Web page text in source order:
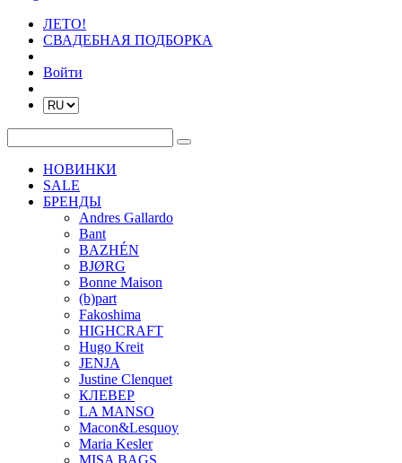
ЛЕТО!
СВАДЕБНАЯ ПОДБОРКА
Войти
НОВИНКИ
SALE
БРЕНДЫ
Andres Gallardo
Bant
BAZHÉN
BJØRG
Bonne Maison
(b)part
Fakoshima
HIGHCRAFT
Hugo Kreit
JENJA
Justine Clenquet
КЛЕВЕР
LA MANSO
Macon&Lesquoy
Maria Kesler
MISA BAGS